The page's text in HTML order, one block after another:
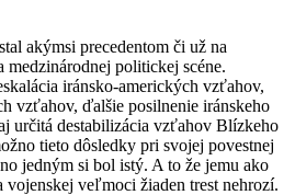
akýmsi precedentom či už na
medzinárodnej politickej scéne.
iránsko-amerických vzťahov,
vzťahov, ďalšie posilnenie iránskeho
určitá destabilizácia vzťahov Blízkeho
tieto dôsledky pri svojej povestnej
jedným si bol istý. A to že jemu ako
veľmoci žiaden trest nehrozí.